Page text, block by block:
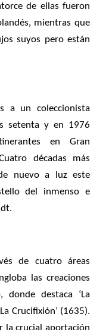
de ellas fueron
mientras que
suyos pero están
a un coleccionista
setenta y en 1976
en Gran
décadas más
nuevo a luz este
del inmenso e
de cuatro áreas
las creaciones
destaca ‘La
Crucifixión’ (1635).
la crucial aportación